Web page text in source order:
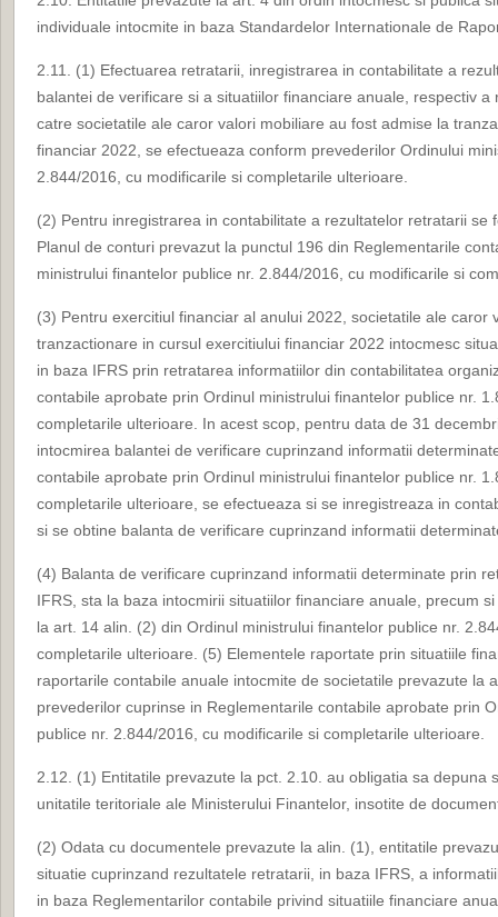
individuale intocmite in baza Standardelor Internationale de
2.11. (1) Efectuarea retratarii, inregistrarea in contabilitate a
balantei de verificare si a situatiilor financiare anuale, respectiv
catre societatile ale caror valori mobiliare au fost admise la
financiar 2022, se efectueaza conform prevederilor Ordinului
2.844/2016, cu modificarile si completarile ulterioare.
(2) Pentru inregistrarea in contabilitate a rezultatelor retratarii se
Planul de conturi prevazut la punctul 196 din Reglementarile
ministrului finantelor publice nr. 2.844/2016, cu modificarile si
(3) Pentru exercitiul financiar al anului 2022, societatile ale caror
tranzactionare in cursul exercitiului financiar 2022 intocmesc
in baza IFRS prin retratarea informatiilor din contabilitatea
contabile aprobate prin Ordinul ministrului finantelor publice nr.
completarile ulterioare. In acest scop, pentru data de 31
intocmirea balantei de verificare cuprinzand informatii
contabile aprobate prin Ordinul ministrului finantelor publice nr.
completarile ulterioare, se efectueaza si se inregistreaza in
si se obtine balanta de verificare cuprinzand informatii
(4) Balanta de verificare cuprinzand informatii determinate prin
IFRS, sta la baza intocmirii situatiilor financiare anuale, precum
la art. 14 alin. (2) din Ordinul ministrului finantelor publice nr.
completarile ulterioare. (5) Elementele raportate prin situatiile
raportarile contabile anuale intocmite de societatile prevazute la
prevederilor cuprinse in Reglementarile contabile aprobate prin
publice nr. 2.844/2016, cu modificarile si completarile ulterioare.
2.12. (1) Entitatile prevazute la pct. 2.10. au obligatia sa depuna
unitatile teritoriale ale Ministerului Finantelor, insotite de
(2) Odata cu documentele prevazute la alin. (1), entitatile
situatie cuprinzand rezultatele retratarii, in baza IFRS, a
in baza Reglementarilor contabile privind situatiile financiare